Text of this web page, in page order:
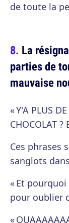
de toute la
La
parties de
mauvaise
« Y'A PLUS
CHOCOLAT ?
Ces phrases
sanglots
« Et
pour oublier
«